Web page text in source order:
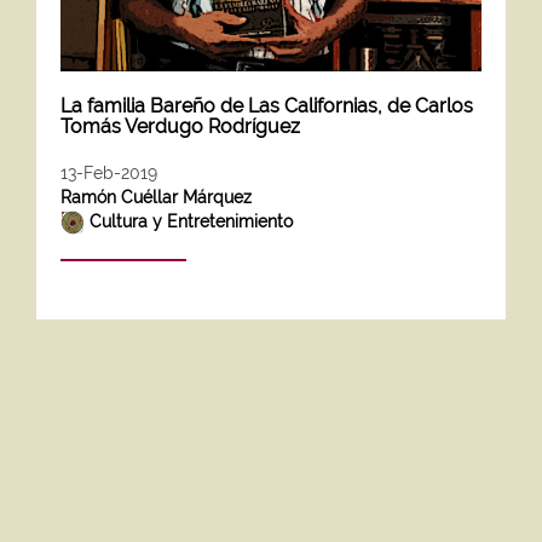
La familia Bareño de Las Californias, de Carlos
Tomás Verdugo Rodríguez
13-Feb-2019
Ramón Cuéllar Márquez
Cultura y Entretenimiento